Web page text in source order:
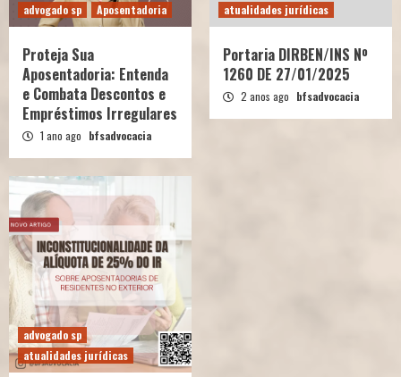
advogado sp Aposentadoria
Proteja Sua
Aposentadoria: Entenda
e Combata Descontos e
Empréstimos Irregulares
1 ano ago bfsadvocacia
atualidades jurídicas
Portaria DIRBEN/INS Nº
1260 DE 27/01/2025
2 anos ago bfsadvocacia
advogado sp
atualidades jurídicas